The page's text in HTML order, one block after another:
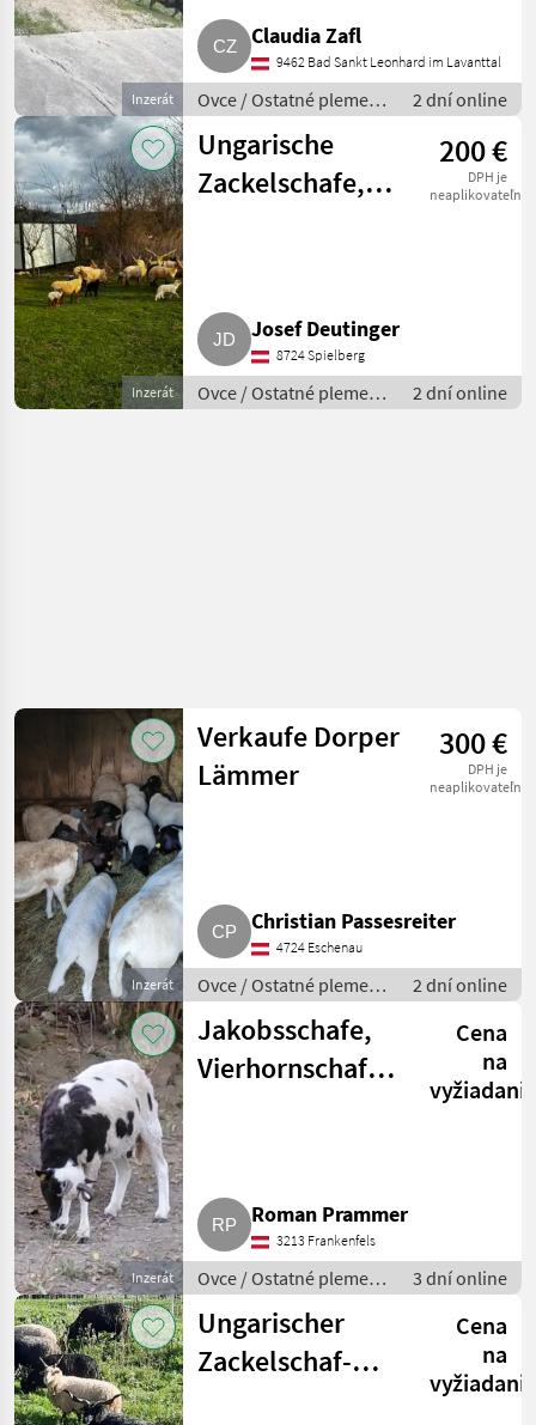
Inzerát
Claudia Zafl
9462 Bad Sankt Leonhard im Lavanttal
Ovce / Ostatné plemená
oviec
2 dní online
Inzerát
Ungarische
Zackelschafe,
200 €
DPH je
neaplikovateľné
Josef Deutinger
8724 Spielberg
Ovce / Ostatné plemená
oviec
2 dní online
Inzerát
Verkaufe Dorper
Lämmer
300 €
DPH je
neaplikovateľné
Christian Passesreiter
4724 Eschenau
Ovce / Ostatné plemená
oviec
2 dní online
Inzerát
Jakobsschafe,
Vierhornschafe,
Cena
na
Roman Prammer
3213 Frankenfels
Ovce / Ostatné plemená
oviec
3 dní online
Ungarischer
Zackelschaf-
Cena
na